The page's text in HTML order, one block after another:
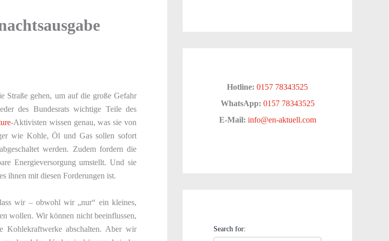
Straße gehen, um auf die große Gefahr
des Bundesrats wichtige Teile des
-Aktivisten wissen genau, was sie von
wie Kohle, Öl und Gas sollen sofort
werden. Zudem fordern die
Energieversorgung umstellt. Und sie
ihnen mit diesen Forderungen ist.
wir – obwohl wir „nur“ ein kleines,
wollen. Wir können nicht beeinflussen,
Kohlekraftwerke abschalten. Aber wir
Hotline: 0157 78343525
WhatsApp: 0157 78343525
E-Mail: info@en-aktuell.com
Search for: